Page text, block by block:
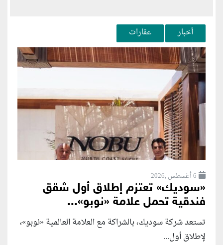
أخبار عقارات
6 أغسطس ,2026
«سوديك» تعتزم إطلاق أول شقق
فندقية تحمل علامة «نوبو»...
تستعد شركة سوديك، بالشراكة مع العلامة العالمية «نوبو»،
لإطلاق أول...